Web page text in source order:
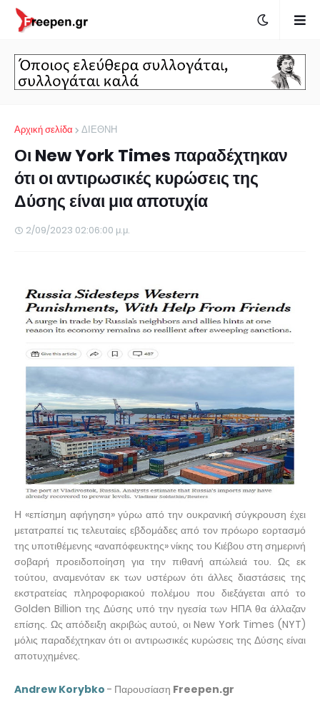
Αρχική σελίδα ΔΙΕΘΝΗ
Οι New York Times παραδέχτηκαν
ότι οι αντιρωσικές κυρώσεις της
Δύσης είναι μια αποτυχία
2/09/2023 02:06:00 μ.μ.
Η «επίσημη αφήγηση» γύρω από την ουκρανική σύγκρουση έχει
μετατραπεί τις τελευταίες εβδομάδες από τον πρόωρο εορτασμό
της υποτιθέμενης «αναπόφευκτης» νίκης του Κιέβου στη σημερινή
σοβαρή προειδοποίηση για την πιθανή απώλειά του. Ως εκ
τούτου, αναμενόταν εκ των υστέρων ότι άλλες διαστάσεις της
εκστρατείας πληροφοριακού πολέμου που διεξάγεται από το
Golden Billion της Δύσης υπό την ηγεσία των ΗΠΑ θα άλλαζαν
επίσης. Ως απόδειξη ακριβώς αυτού, οι New York Times (NYT)
μόλις παραδέχτηκαν ότι οι αντιρωσικές κυρώσεις της Δύσης είναι
αποτυχημένες.
Andrew Korybko - Παρουσίαση Freepen.gr